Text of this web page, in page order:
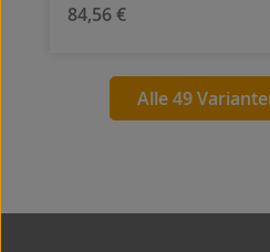
84,56 €
Alle 49